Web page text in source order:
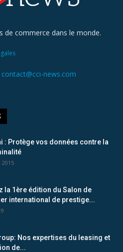
de commerce dans le monde.
contact@cci-news.com
: Protège vos données contre la
la 1ère édition du Salon de
international de prestige...
Nos expertises du leasing et
de...